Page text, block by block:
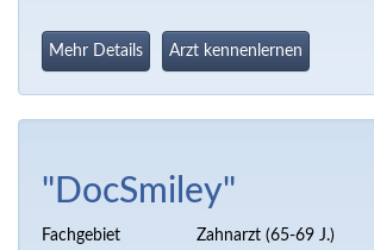
Mehr Details Arzt kennenlernen
"DocSmiley"
Fachgebiet
Zahnarzt (65-69 J.)